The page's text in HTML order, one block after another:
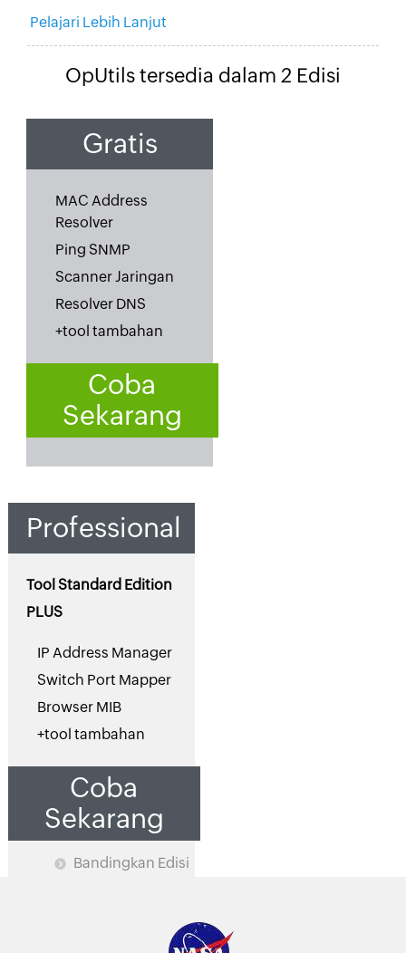
Pelajari Lebih Lanjut
OpUtils tersedia dalam 2 Edisi
Gratis
MAC Address
Resolver
Ping SNMP
Scanner Jaringan
Resolver DNS
+tool tambahan
Coba
Sekarang
Professional
Tool Standard Edition
PLUS
IP Address Manager
Switch Port Mapper
Browser MIB
+tool tambahan
Coba
Sekarang
Bandingkan Edisi